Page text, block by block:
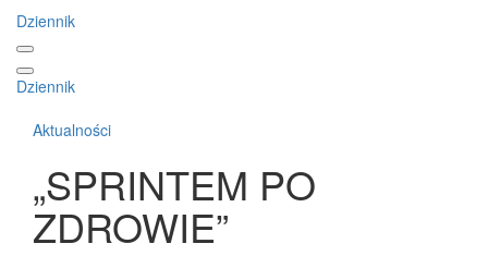
Dziennik
Dziennik
Aktualności
„SPRINTEM PO
ZDROWIE”